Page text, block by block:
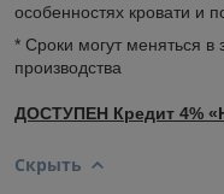
особенностях кровати и
* Сроки могут меняться в
производства
ДОСТУПЕН Кредит 4%
Скрыть